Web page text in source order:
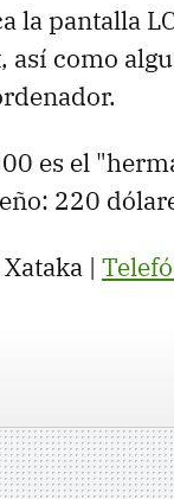
la pantalla
como
es el
220
|